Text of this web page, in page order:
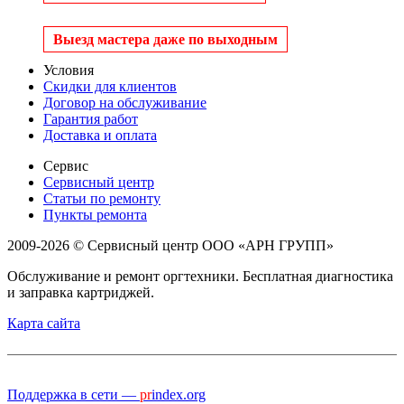
Выезд мастера даже по выходным
Условия
Скидки для клиентов
Договор на обслуживание
Гарантия работ
Доставка и оплата
Сервис
Сервисный центр
Статьи по ремонту
Пункты ремонта
2009-2026 © Сервисный центр ООО «АРН ГРУПП»
Обслуживание и ремонт оргтехники. Бесплатная диагностика
и заправка картриджей.
Карта сайта
Поддержка в сети — prindex.org